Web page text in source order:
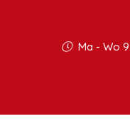
Ma - Wo